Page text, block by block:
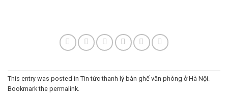
This entry was posted in Tin tức thanh lý bàn ghế văn phòng ở Hà Nội.
Bookmark the permalink.